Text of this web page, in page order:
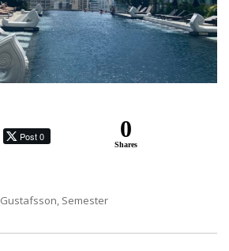
Post 0 0
Shares
Gustafsson Semester